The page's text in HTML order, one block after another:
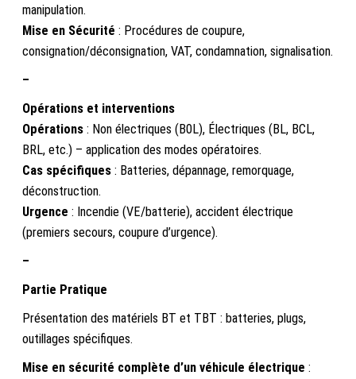
manipulation.
Mise en Sécurité : Procédures de coupure,
consignation/déconsignation, VAT, condamnation, signalisation.
–
Opérations et interventions
Opérations : Non électriques (B0L), Électriques (BL, BCL,
BRL, etc.) – application des modes opératoires.
Cas spécifiques : Batteries, dépannage, remorquage,
déconstruction.
Urgence : Incendie (VE/batterie), accident électrique
(premiers secours, coupure d’urgence).
–
Partie Pratique
Présentation des matériels BT et TBT : batteries, plugs,
outillages spécifiques.
Mise en sécurité complète d’un véhicule électrique :